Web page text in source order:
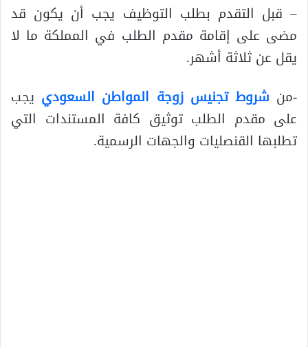
– قبل التقدم بطلب التوظيف يجب أن يكون قد
مضى على إقامة مقدم الطلب في المملكة ما لا
يقل عن ثلاثة أشهر.
-من شروط تجنيس زوجة المواطن السعودي يجب
على مقدم الطلب توثيق كافة المستندات التي
تطلبها القنصليات والجهات الرسمية.